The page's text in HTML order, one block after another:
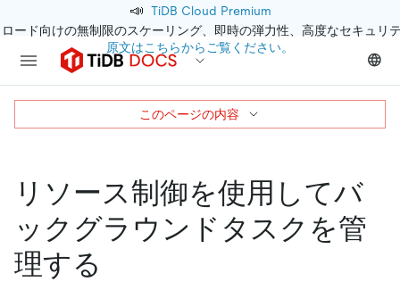
📣 TiDB Cloud Premium
ード向けの無制限のスケーリング、即時の弾力性、高度なセキュリ
原文はこちらからご覧ください。
リソース制御を使用してバ
ックグラウンドタスクを管
理する
このページの内容